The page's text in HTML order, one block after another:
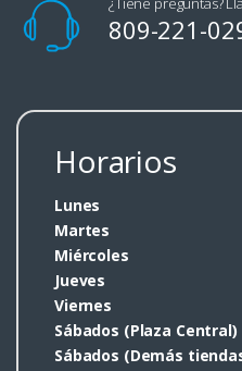
809-221-
Horarios
Lunes
Martes
Miércoles
Jueves
Viernes
Sábados (Plaza Central)
Sábados (Demás